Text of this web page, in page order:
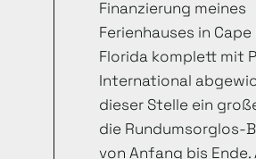
Finanzierung meines
Ferienhauses in Cape
Florida komplett mit
International
dieser Stelle ein
die Rundumsorglos-
von Anfang bis Ende.